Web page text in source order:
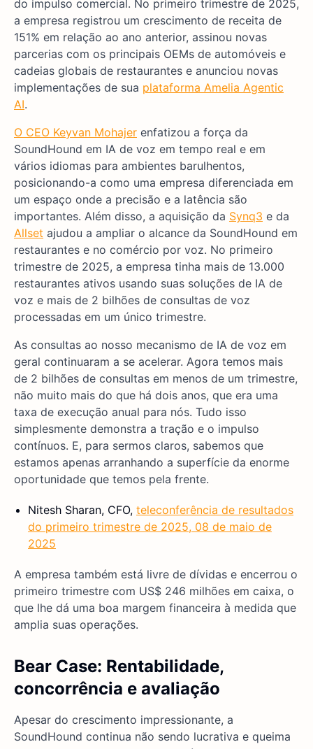
do impulso comercial. No primeiro trimestre de 2025,
a empresa registrou um crescimento de receita de
151% em relação ao ano anterior, assinou novas
parcerias com os principais OEMs de automóveis e
cadeias globais de restaurantes e anunciou novas
implementações de sua plataforma Amelia Agentic
AI.
O CEO Keyvan Mohajer enfatizou a força da
SoundHound em IA de voz em tempo real e em
vários idiomas para ambientes barulhentos,
posicionando-a como uma empresa diferenciada em
um espaço onde a precisão e a latência são
importantes. Além disso, a aquisição da Synq3 e da
Allset ajudou a ampliar o alcance da SoundHound em
restaurantes e no comércio por voz. No primeiro
trimestre de 2025, a empresa tinha mais de 13.000
restaurantes ativos usando suas soluções de IA de
voz e mais de 2 bilhões de consultas de voz
processadas em um único trimestre.
As consultas ao nosso mecanismo de IA de voz em
geral continuaram a se acelerar. Agora temos mais
de 2 bilhões de consultas em menos de um trimestre,
não muito mais do que há dois anos, que era uma
taxa de execução anual para nós. Tudo isso
simplesmente demonstra a tração e o impulso
contínuos. E, para sermos claros, sabemos que
estamos apenas arranhando a superfície da enorme
oportunidade que temos pela frente.
Nitesh Sharan, CFO, teleconferência de resultados
do primeiro trimestre de 2025, 08 de maio de
2025
A empresa também está livre de dívidas e encerrou o
primeiro trimestre com US$ 246 milhões em caixa, o
que lhe dá uma boa margem financeira à medida que
amplia suas operações.
Bear Case: Rentabilidade,
concorrência e avaliação
Apesar do crescimento impressionante, a
SoundHound continua não sendo lucrativa e queima